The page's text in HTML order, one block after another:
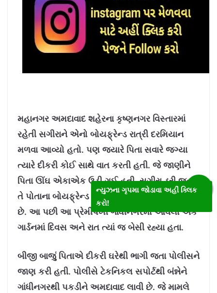
મહાનગર અમદાવાદ શહેરના કૃષ્ણનગર વિસ્તારમાં
રહેતી સગીરાને એનો બોયફ્રેન્ડ રાત્રી દરમિયાન
મળવા આવ્યો હતો. પણ જ્યારે પિતા સવારે જગ્યા
ત્યારે દીકરી કોઈ સાથે વાત કરતી હતી. જે જાણીને
પિતા ઊંઘ એકાએક ઉડી ગઈ હતી. સગીરા ડરી જતા
તે પોતાના બોયફ્રેન્ડ સાથે પિતાના ઘરેથી ભાગી ગઈ
છે. આ પછી આ પ્રેમીપંખી ગાંધીનગરમાં આવેલા એક
ગાર્ડનમાં દિવસ અને રાત ત્યાં જ બેસી રહ્યા હતા.
બીજી બાજું પિતાએ દીકરી ઘરેથી ભાગી જતા પોલીસને
જાણ કરી હતી. પોલીસે ટેકનિકલ સપોર્ટથી બંન્નેને
ગાંધીનગરથી પકડીને અમદાવાદ લાવી છે. જે મામલે
ન્યુઝના ગૃપમા જોડાવા અહીં ક્લિક
કરો!